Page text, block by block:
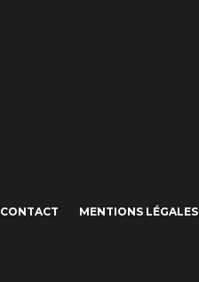
CONTACT MENTIONS LÉGALES